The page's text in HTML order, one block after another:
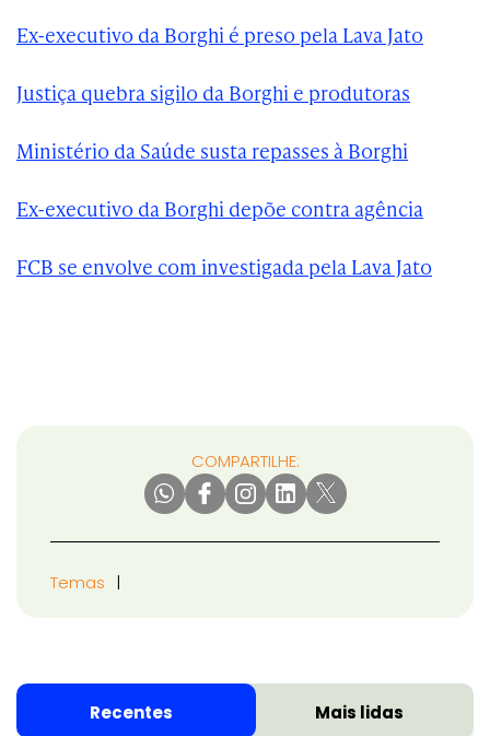
Ex-executivo da Borghi é preso pela Lava Jato
Justiça quebra sigilo da Borghi e produtoras
Ministério da Saúde susta repasses à Borghi
Ex-executivo da Borghi depõe contra agência
FCB se envolve com investigada pela Lava Jato
COMPARTILHE:
Temas
Recentes Mais lidas